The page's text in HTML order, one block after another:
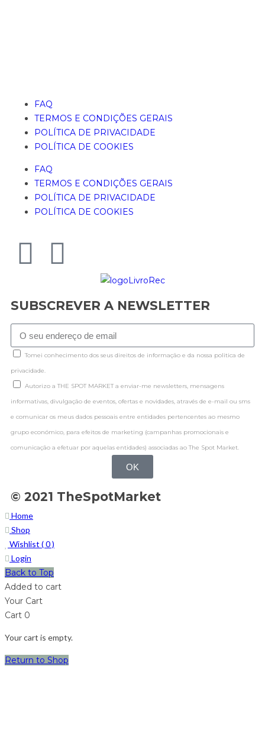
FAQ
TERMOS E CONDIÇÕES GERAIS
POLÍTICA DE PRIVACIDADE
POLÍTICA DE COOKIES
FAQ
TERMOS E CONDIÇÕES GERAIS
POLÍTICA DE PRIVACIDADE
POLÍTICA DE COOKIES
SUBSCREVER A NEWSLETTER
Tomei conhecimento dos seus direitos de informação e da nossa politica de
privacidade.
Autorizo a THE SPOT MARKET a enviar-me newsletters, mensagens
informativas, divulgação de eventos, ofertas e novidades, através de e-mail ou sms
e comunicar os meus dados pessoais entre entidades pertencentes ao mesmo
grupo económico, para efeitos de marketing (campanhas promocionais e
comunicação a efetuar por aquelas entidades) associadas ao The Spot Market.
OK
© 2021 TheSpotMarket
Home
Shop
Wishlist (0)
Login
Back to Top
Added to cart
Your Cart
Cart 0
Your cart is empty.
Return to Shop